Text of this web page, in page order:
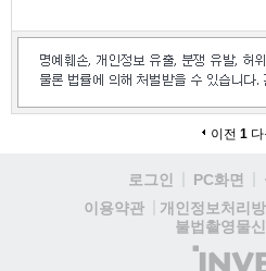
이전 1
로그인 PC화면
이용약관
개인정보처리
불법촬영물
(